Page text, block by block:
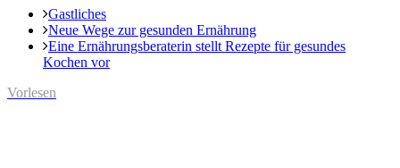
Gastliches
Neue Wege zur gesunden Ernährung
Eine Ernährungsberaterin stellt Rezepte für gesundes
Kochen vor
Vorlesen